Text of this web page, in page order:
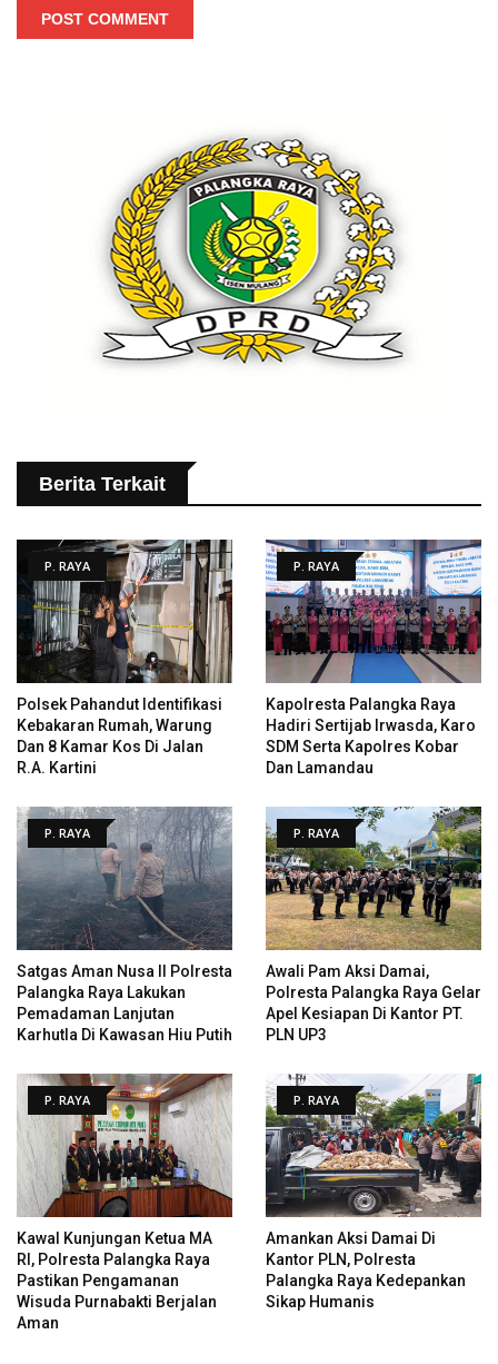
POST COMMENT
Berita Terkait
P. RAYA
Polsek Pahandut Identifikasi
Kebakaran Rumah, Warung
Dan 8 Kamar Kos Di Jalan
R.A. Kartini
P. RAYA
Kapolresta Palangka Raya
Hadiri Sertijab Irwasda, Karo
SDM Serta Kapolres Kobar
Dan Lamandau
P. RAYA
Satgas Aman Nusa II Polresta
Palangka Raya Lakukan
Pemadaman Lanjutan
Karhutla Di Kawasan Hiu Putih
P. RAYA
Awali Pam Aksi Damai,
Polresta Palangka Raya Gelar
Apel Kesiapan Di Kantor PT.
PLN UP3
P. RAYA
Kawal Kunjungan Ketua MA
RI, Polresta Palangka Raya
Pastikan Pengamanan
Wisuda Purnabakti Berjalan
Aman
P. RAYA
Amankan Aksi Damai Di
Kantor PLN, Polresta
Palangka Raya Kedepankan
Sikap Humanis